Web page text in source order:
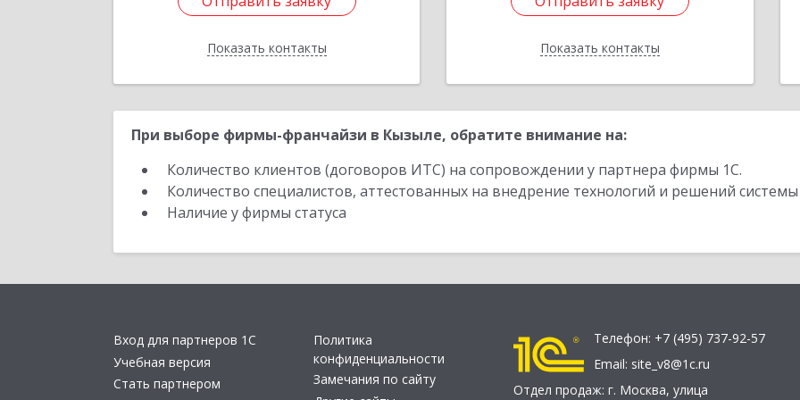
Показать контакты
Назад Показать контакты
Назад
При выборе фирмы-франчайзи в Кызыле, обратите внимание на:
Количество клиентов (договоров ИТС) на сопровождении у партнера фирмы 1С.
Количество специалистов, аттестованных на внедрение технологий и решений
Наличие у фирмы статуса
Вход для партнеров 1С
Учебная версия
Стать партнером
Политика
конфиденциальности
Замечания по сайту
Телефон: +7 (495) 737-92-57
Email: site_v8@1c.ru
Отдел продаж: г. Москва, улица